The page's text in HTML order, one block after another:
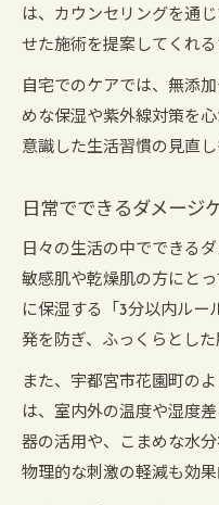
は、カウンセリングを通
せた施術を提案してくれ
自宅でのケアでは、無添
めな保湿や紫外線対策を
意識した生活習慣の見直
日常でできるダメージ
日々の生活の中でできる
敏感肌や乾燥肌の方にと
に保湿する「3分以内ルー
発を防ぎ、ふっくらとした
また、宇都宮市花園町の
は、室内外の温度や湿度
器の活用や、こまめな水
物理的な刺激の軽減も効果